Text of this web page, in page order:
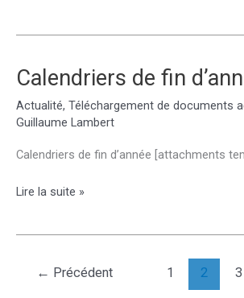
Calendriers de fin
Actualité, Téléchargement de documents
Guillaume Lambert
Calendriers de fin d’année [attachments
Calendriers
Lire la suite »
← Précédent 1 2 3